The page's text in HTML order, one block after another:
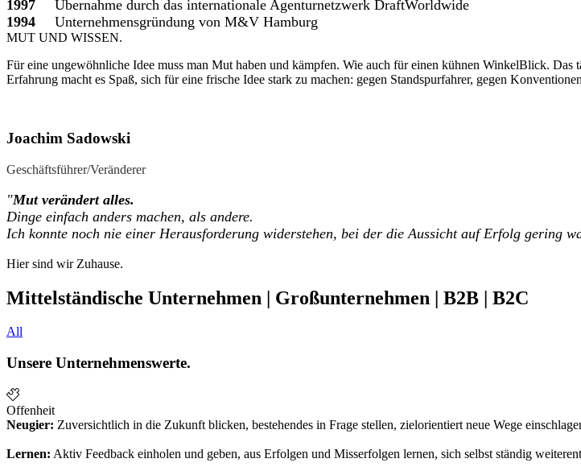
1997
Übernahme durch das internationale Agenturnetzwerk DraftWorldwide
1994
Unternehmensgründung von M&V Hamburg
MUT UND WISSEN.
Für eine ungewöhnliche Idee muss man Mut haben und kämpfen. Wie auch für einen kühnen WinkelBlick.
Erfahrung macht es Spaß, sich für eine frische Idee stark zu machen: gegen Standspurfahrer, gegen
Joachim Sadowski
Geschäftsführer/Veränderer
"Mut verändert alles.
Dinge einfach anders machen, als andere.
Ich konnte noch nie einer Herausforderung widerstehen, bei der die Aussicht auf Erfolg gering
Hier sind wir Zuhause.
Mittelständische Unternehmen | Großunternehmen | B2B | B2C
All
Unsere Unternehmenswerte.
Offenheit
Neugier: Zuversichtlich in die Zukunft blicken, bestehendes in Frage stellen, zielorientiert neue Wege
Lernen: Aktiv Feedback einholen und geben, aus Erfolgen und Misserfolgen lernen, sich selbst ständig